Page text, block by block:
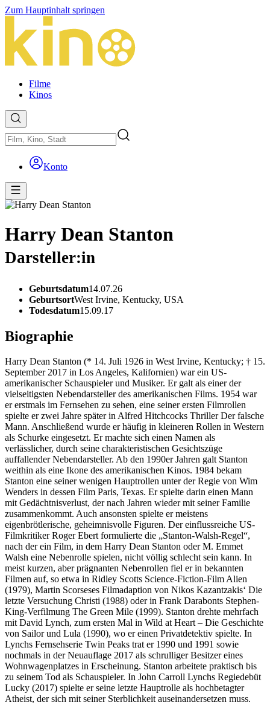
Zum Hauptinhalt springen
Filme
Kinos
Konto
Harry Dean Stanton
Darsteller:in
Geburtsdatum14.07.26
GeburtsortWest Irvine, Kentucky, USA
Todesdatum15.09.17
Biographie
Harry Dean Stanton (* 14. Juli 1926 in West Irvine, Kentucky; † 15.
September 2017 in Los Angeles, Kalifornien) war ein US-
amerikanischer Schauspieler und Musiker. Er galt als einer der
vielseitigsten Nebendarsteller des amerikanischen Films. 1954 war
er erstmals im Fernsehen zu sehen, eine seiner ersten Filmrollen
spielte er zwei Jahre später in Alfred Hitchcocks Thriller Der falsche
Mann. Anschließend wurde er häufig in kleineren Rollen in Western
als Schurke eingesetzt. Er machte sich einen Namen als
verlässlicher, durch seine charakteristischen Gesichtszüge
auffallender Nebendarsteller. Ab den 1990er Jahren galt Stanton
weithin als eine Ikone des amerikanischen Kinos. 1984 bekam
Stanton eine seiner wenigen Hauptrollen unter der Regie von Wim
Wenders in dessen Film Paris, Texas. Er spielte darin einen Mann
mit Gedächtnisverlust, der nach Jahren wieder mit seiner Familie
zusammenkommt. Auch ansonsten spielte er meistens
eigenbrötlerische, geheimnisvolle Figuren. Der einflussreiche US-
Filmkritiker Roger Ebert formulierte die „Stanton-Walsh-Regel“,
nach der ein Film, in dem Harry Dean Stanton oder M. Emmet
Walsh eine Nebenrolle spielen, nicht völlig schlecht sein kann. In
meist kurzen, aber prägnanten Nebenrollen fiel er in bekannten
Filmen auf, so etwa in Ridley Scotts Science-Fiction-Film Alien
(1979), Martin Scorseses Filmadaption von Nikos Kazantzakis‘ Die
letzte Versuchung Christi (1988) oder in Frank Darabonts Stephen-
King-Verfilmung The Green Mile (1999). Stanton drehte mehrfach
mit David Lynch, zum ersten Mal in Wild at Heart – Die Geschichte
von Sailor und Lula (1990), wo er einen Privatdetektiv spielte. In
Lynchs Fernsehserie Twin Peaks trat er 1990 und 1991 sowie
nochmals in der Neuauflage 2017 als schrulliger Besitzer eines
Wohnwagenplatzes in Erscheinung. Stanton arbeitete praktisch bis
zu seinem Tod als Schauspieler. In John Carroll Lynchs Regiedebüt
Lucky (2017) spielte er seine letzte Hauptrolle als hochbetagter
Atheist, der sich mit seiner Sterblichkeit auseinandersetzen muss.